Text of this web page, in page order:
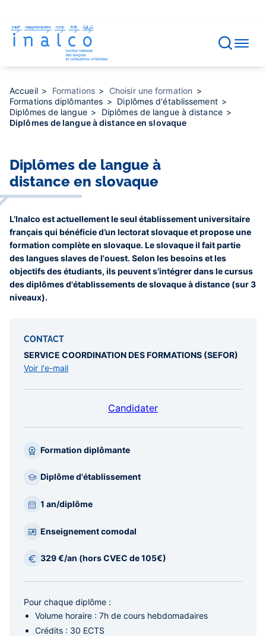
contenu
principal
Accueil Formations
Choisir une formation
Formations diplômantes
Diplômes d'établissement
Diplômes de langue
Diplômes de langue à distance
Diplômes de langue à distance en slovaque
Diplômes de langue à
distance en slovaque
L’Inalco est actuellement le seul établissement universitaire
français qui bénéficie d’un lectorat slovaque et propose une
formation complète en slovaque. Le slovaque il fait partie
des langues slaves de l'ouest. Selon les besoins et les
objectifs des étudiants, ils peuvent s’intégrer dans le cursus
des diplômes d'établissements de slovaque à distance (sur 3
niveaux).
CONTACT
SERVICE COORDINATION DES FORMATIONS (SEFOR)
Voir l'e-mail
Candidater
Formation diplômante
Diplôme d'établissement
1 an/diplôme
Enseignement comodal
329 €/an (hors CVEC de 105€)
Pour chaque diplôme :
Volume horaire : 7h de cours hebdomadaires
Crédits : 30 ECTS